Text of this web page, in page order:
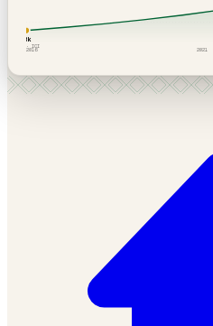
83 k
· ICI
2016 2021